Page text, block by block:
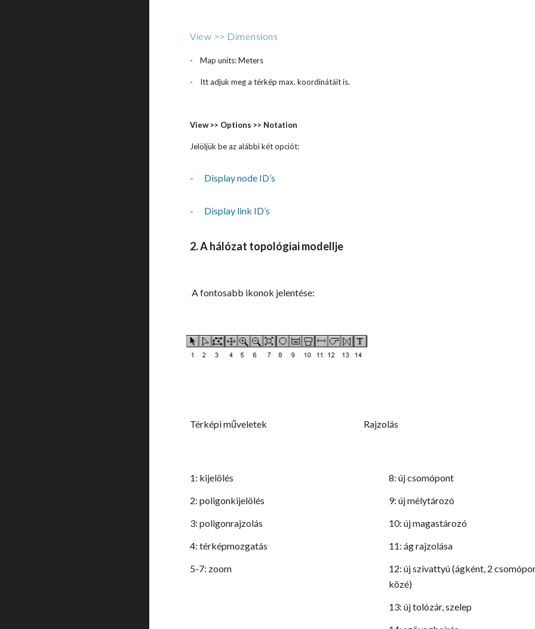
View >> Dimensions
- Map units: Meters
- Itt adjuk meg a térkép max. koordinátáit is.
View >> Options >> Notation
Jelöljük be az alábbi két opciót:
- Display node ID’s
- Display link ID’s
2. A hálózat topológiai modellje
A fontosabb ikonok jelentése:
Térképi műveletek Rajzolás
1: kijelölés
2: poligonkijelölés
3: poligonrajzolás
4: térképmozgatás
5-7: zoom
8: új csomópont
9: új mélytározó
10: új magastározó
11: ág rajzolása
12: új szivattyú (ágként, 2
közé)
13: új tolózár, szelep